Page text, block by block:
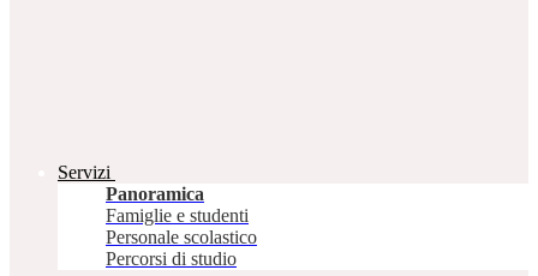
Servizi
Panoramica
Famiglie e studenti
Personale scolastico
Percorsi di studio